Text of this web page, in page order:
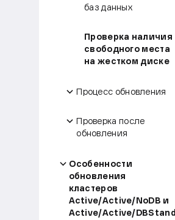
баз данных
Проверка наличия
свободного места
на жестком диске
Процесс обновления
Проверка после
обновления
Особенности
обновления
кластеров
Active/Active/NoDB и
Active/Active/DBStand